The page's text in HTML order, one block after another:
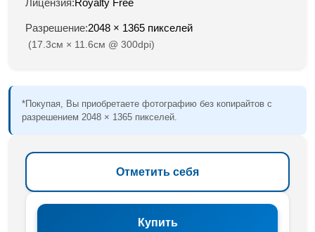
Разрешение:2048 × 1365 пикселей
(17.3см × 11.6см @ 300dpi)
*Покупая, Вы приобретаете фотографию без копирайтов с
разрешением 2048 × 1365 пикселей.
Отметить себя
Купить